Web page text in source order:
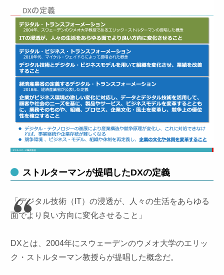
ストルターマンが提唱したDXの定義
「デジタル技術（IT）の浸透が、人々の生活をあらゆる
面でより良い方向に変化させること」
DXとは、2004年にスウェーデンのウメオ大学のエリッ
ク・ストルターマン教授らが提唱した概念だ。